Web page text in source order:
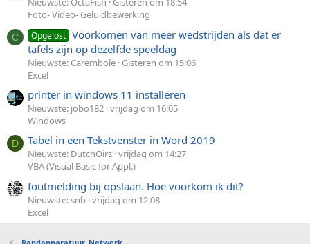
Foto- Video- Geluidbewerking
C Opgelost Voorkomen van meer wedstrijden als dat er
tafels zijn op dezelfde speeldag
Nieuwste: Carembole Gisteren om 15:06
Excel
printer in windows 11 installeren
Nieuwste: jobo182 vrijdag om 16:05
Windows
D Tabel in een Tekstvenster in Word 2019
Nieuwste: DutchOirs vrijdag om 14:27
VBA (Visual Basic for Appl.)
foutmelding bij opslaan. Hoe voorkom ik dit?
Nieuwste: snb vrijdag om 12:08
Excel